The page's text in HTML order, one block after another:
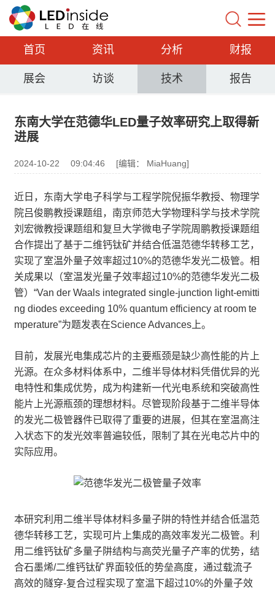
首页 资讯 分析 财报
展会 访谈 技术 报告
东南大学在范德华LED量子效率研究上取得新
进展
2024-10-22 09:04:46 [编辑： MiaHuang]
近日，东南大学电子科学与工程学院倪振华教授、物理学
院吕俊鹏教授课题组，南京师范大学物理科学与技术学院
刘宏微教授课题组和复旦大学微电子学院周鹏教授课题组
合作提出了基于二维钙钛矿并结合低温范德华转移工艺，
实现了室温外量子效率超过10%的范德华发光二极管。相
关成果以（室温发光量子效率超过10%的范德华发光二极
管）“Van der Waals integrated single-junction light-emitti
ng diodes exceeding 10% quantum efficiency at room te
mperature”为题发表在Science Advances上。
目前，发展光电集成芯片的主要瓶颈是缺少高性能的片上
光源。在众多材料体系中，二维半导体材料凭借优异的光
电特性和集成优势，成为构建新一代光电系统和突破高性
能片上光源瓶颈的理想材料。尽管现阶段基于二维半导体
的发光二极管器件已取得了重要的进展，但其在室温高注
入状态下的发光效率普遍较低，限制了其在光电芯片中的
实际应用。
本研究利用二维半导体材料多量子阱的特性并结合低温范
德华转移工艺，实现可片上集成的高效率发光二极管。利
用二维钙钛矿多量子阱结构与高荧光量子产率的优势，结
合石墨烯/二维钙钛矿界面较低的势垒高度，通过载流子
高效的隧穿-复合过程实现了室温下超过10%的外量子效